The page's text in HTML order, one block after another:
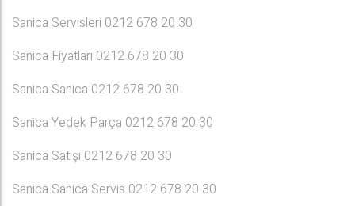
Sanica Servisleri 0212 678 20 30
Sanica Fiyatları 0212 678 20 30
Sanica Sanica 0212 678 20 30
Sanica Yedek Parça 0212 678 20 30
Sanica Satışı 0212 678 20 30
Sanica Sanica Servis 0212 678 20 30